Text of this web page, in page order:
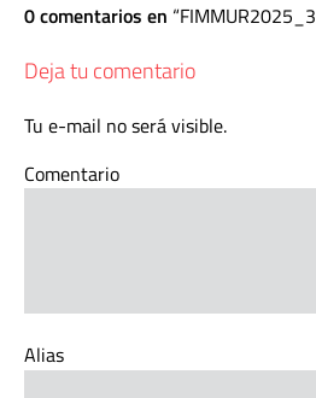
0 comentarios en FIMMUR2025_3
Deja tu comentario
Tu e-mail no será visible.
Comentario
Alias